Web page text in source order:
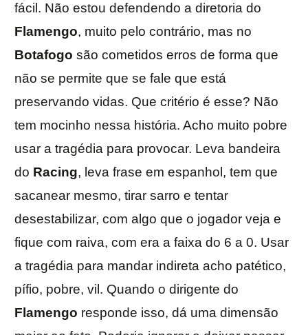
fácil. Não estou defendendo a diretoria do
Flamengo, muito pelo contrário, mas no
Botafogo são cometidos erros de forma que
não se permite que se fale que está
preservando vidas. Que critério é esse? Não
tem mocinho nessa história. Acho muito pobre
usar a tragédia para provocar. Leva bandeira
do Racing, leva frase em espanhol, tem que
sacanear mesmo, tirar sarro e tentar
desestabilizar, com algo que o jogador veja e
fique com raiva, com era a faixa do 6 a 0. Usar
a tragédia para mandar indireta acho patético,
pífio, pobre, vil. Quando o dirigente do
Flamengo responde isso, dá uma dimensão